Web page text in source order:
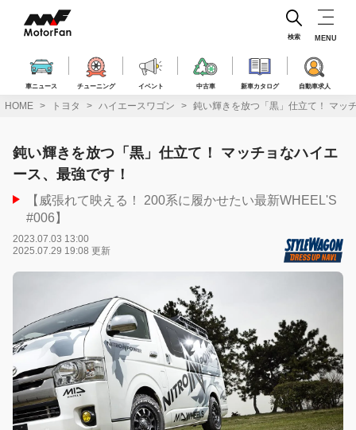
ス
車ニュース チューニング イベント 中古車 新車カタログ 自動車求人
検索 MENU
HOME トヨタ ハイエースワゴン 鈍い輝きを放つ「黒」仕立て！ マッ
鈍い輝きを放つ「黒」仕立て！ マッチョなハイエ
ース、最強です！
【威張れて映える！ 200系に履かせたい最新WHEEL'S
#006】
2023.07.03 13:00
2025.07.29 19:08 更新